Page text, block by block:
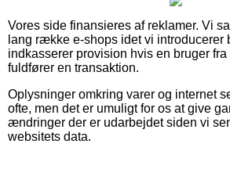
Vores side finansieres af reklamer. Vi
lang række e-shops idet vi introducerer
indkasserer provision hvis en bruger
fuldfører en transaktion.
Oplysninger omkring varer og internet
ofte, men det er umuligt for os at give
ændringer der er udarbejdet siden vi
websitets data.